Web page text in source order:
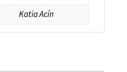
Katia Acín